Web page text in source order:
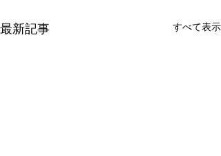
最新記事 すべて表示